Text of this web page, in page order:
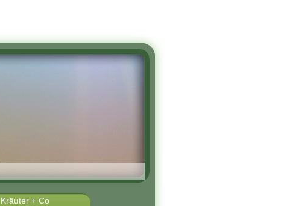
Kräuter + Co